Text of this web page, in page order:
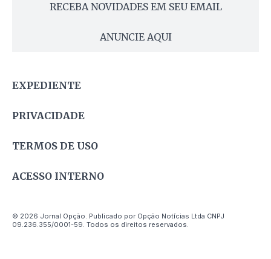
RECEBA NOVIDADES EM SEU EMAIL
ANUNCIE AQUI
EXPEDIENTE
PRIVACIDADE
TERMOS DE USO
ACESSO INTERNO
© 2026 Jornal Opção. Publicado por Opção Notícias Ltda CNPJ
09.236.355/0001-59. Todos os direitos reservados.